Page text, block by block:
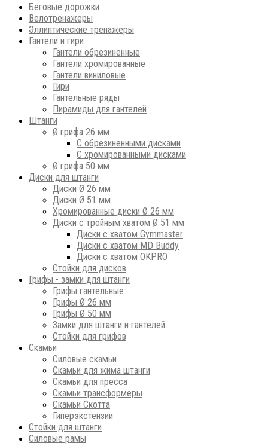
Беговые дорожки
Велотренажеры
Эллиптические тренажеры
Гантели и гири
Гантели обрезиненные
Гантели хромированные
Гантели виниловые
Гири
Гантельные ряды
Пирамиды для гантелей
Штанги
Ø грифа 26 мм
С обрезиненными дисками
С хромированными дисками
Ø грифа 50 мм
Диски для штанги
Диски Ø 26 мм
Диски Ø 51 мм
Хромированные диски Ø 26 мм
Диски с тройным хватом Ø 51 мм
Диски с хватом Gymmaster
Диски с хватом MD Buddy
Диски с хватом OKPRO
Стойки для дисков
Грифы - замки для штанги
Грифы гантельные
Грифы Ø 26 мм
Грифы Ø 50 мм
Замки для штанги и гантелей
Стойки для грифов
Скамьи
Силовые скамьи
Скамьи для жима штанги
Скамьи для пресса
Скамьи трансформеры
Скамьи Скотта
Гиперэкстензии
Стойки для штанги
Силовые рамы